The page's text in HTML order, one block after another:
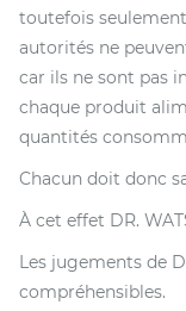
toutefois
autorités ne
car ils ne sont pas
chaque produit
quantités
Chacun doit donc
À cet effet DR.
Les jugements de
compréhensibles.